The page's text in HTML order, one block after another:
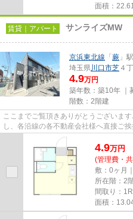
面積：
賃貸｜アパート サンライズMW
京浜東北線 「 蕨 」
埼玉県川口市芝 ４
4.9万円
築年数：築10年 ｜
階数：2階建
ここまでご覧頂きありがとうございま
し、各沿線の各不動産会社様へ直接ご
しております！最新の情報は...
4.9万円
(管理費・
敷：0ヶ月
所在階：2
間取り：1R
面積：